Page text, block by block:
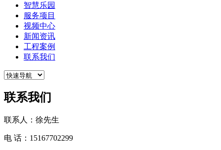
智慧乐园
服务项目
视频中心
新闻资讯
工程案例
联系我们
联系我们
联系人：徐先生
电 话：15167702299